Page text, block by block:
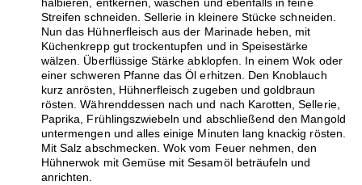
halbieren, entkernen, waschen und ebenfalls in feine
Streifen schneiden. Sellerie in kleinere Stücke schneiden.
Nun das Hühnerfleisch aus der Marinade heben, mit
Küchenkrepp gut trockentupfen und in Speisestärke
wälzen. Überflüssige Stärke abklopfen. In einem Wok oder
einer schweren Pfanne das Öl erhitzen. Den Knoblauch
kurz anrösten, Hühnerfleisch zugeben und goldbraun
rösten. Währenddessen nach und nach Karotten, Sellerie,
Paprika, Frühlingszwiebeln und abschließend den Mangold
untermengen und alles einige Minuten lang knackig rösten.
Mit Salz abschmecken. Wok vom Feuer nehmen, den
Hühnerwok mit Gemüse mit Sesamöl beträufeln und
anrichten.